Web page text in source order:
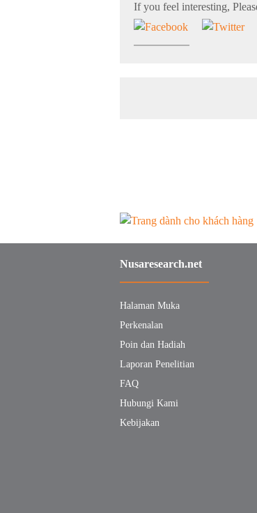
If you feel interesting,
Nusaresearch.net
Halaman Muka
Perkenalan
Poin dan Hadiah
Laporan Penelitian
FAQ
Hubungi Kami
Kebijakan